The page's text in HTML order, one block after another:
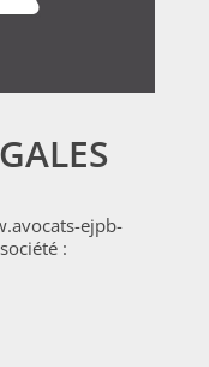
ejpb-
: